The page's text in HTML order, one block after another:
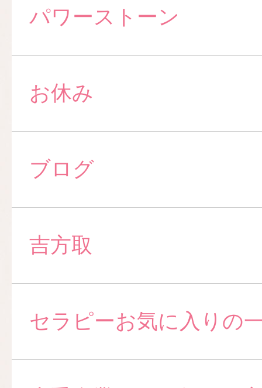
パワーストーン
お休み
ブログ
吉方取
セラピーお気に入りの